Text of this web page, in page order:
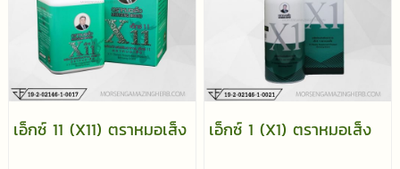
เอ็กซ์ 11 (X11) ตราหมอเส็ง เอ็กซ์ 1 (X1) ตราหมอเส็ง